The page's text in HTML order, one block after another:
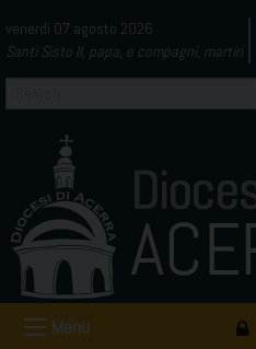
to
content
venerdì 07 agosto 2026
Santi Sisto II, papa, e compagni, martiri
Menu